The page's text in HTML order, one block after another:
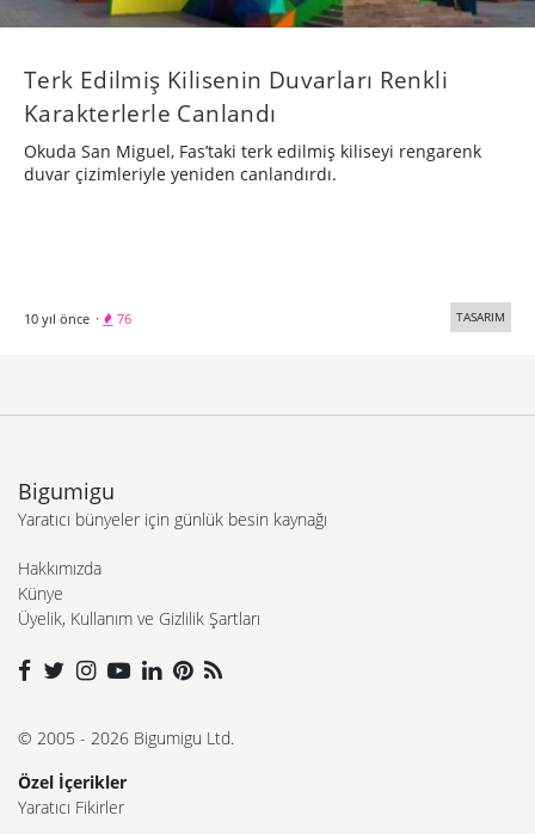
Terk Edilmiş Kilisenin Duvarları Renkli
Karakterlerle Canlandı
Okuda San Miguel, Fas’taki terk edilmiş kiliseyi rengarenk
duvar çizimleriyle yeniden canlandırdı.
10 yıl önce · 76 TASARIM
Bigumigu
Yaratıcı bünyeler için günlük besin kaynağı
Hakkımızda
Künye
Üyelik, Kullanım ve Gizlilik Şartları
© 2005 - 2026 Bigumigu Ltd.
Özel İçerikler
Yaratıcı Fikirler